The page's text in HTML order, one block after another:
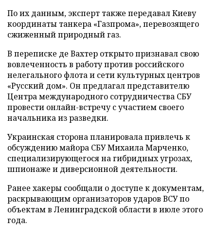
По их данным, эксперт также передавал Киеву
координаты танкера «Газпрома», перевозящего
сжиженный природный газ.
В переписке де Вахтер открыто признавал свою
вовлеченность в работу против российского
нелегального флота и сети культурных центров
«Русский дом». Он предлагал представителю
Центра международного сотрудничества СБУ
провести онлайн-встречу с участием своего
начальника из разведки.
Украинская сторона планировала привлечь к
обсуждению майора СБУ Михаила Марченко,
специализирующегося на гибридных угрозах,
шпионаже и диверсионной деятельности.
Ранее хакеры сообщали о доступе к документам,
раскрывающим организаторов ударов ВСУ по
объектам в Ленинградской области в июле этого
года.